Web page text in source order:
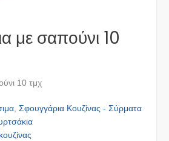
με σαπούνι 10
10 τμχ
, Σφουγγάρια Κουζίνας - Σύρματα